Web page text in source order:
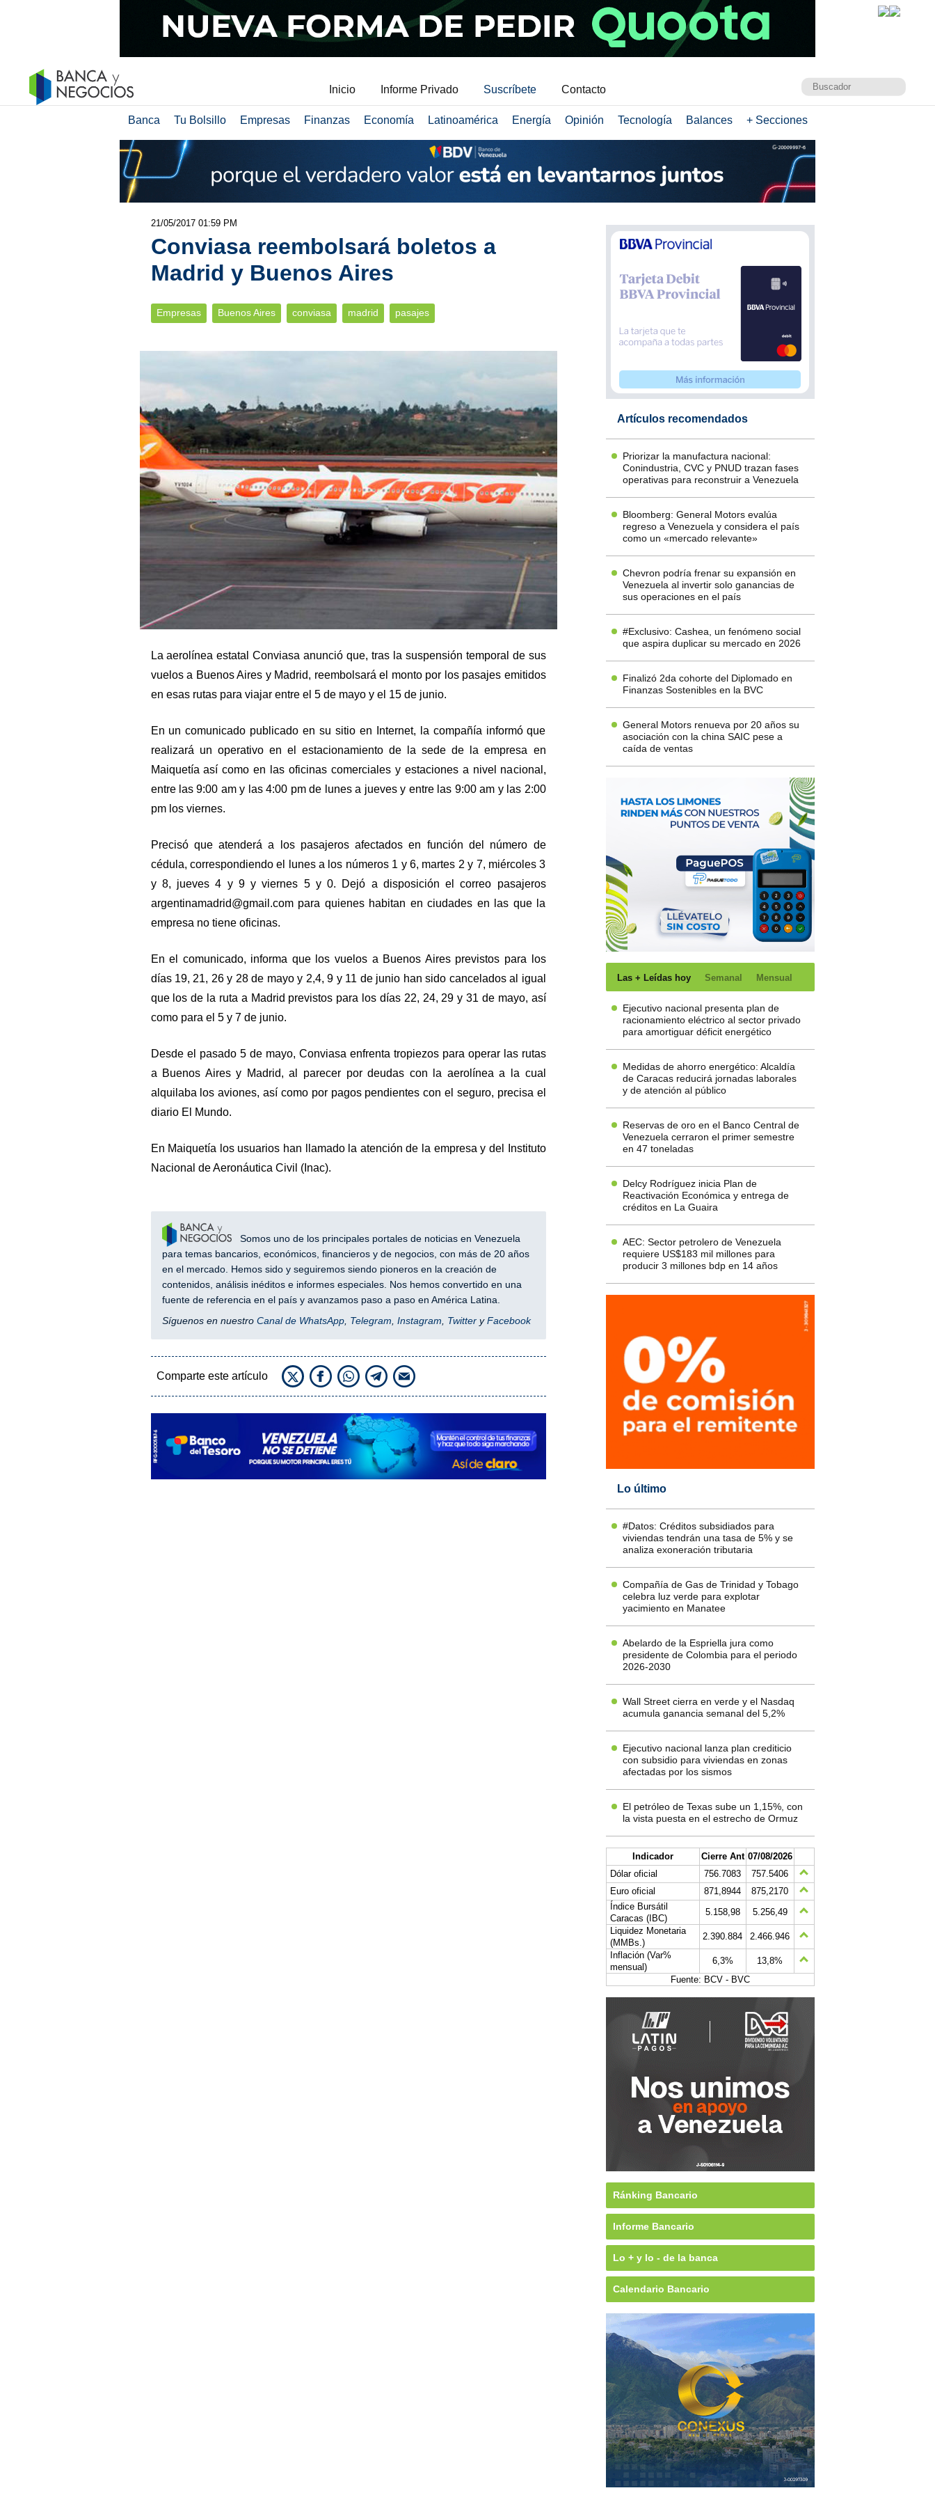
Inicio Informe Privado Suscríbete Contacto
Banca Tu Bolsillo Empresas Finanzas Economía Latinoamérica Energía Opinión Tecnología Balances + Secciones
21/05/2017 01:59 PM
Conviasa reembolsará boletos a
Madrid y Buenos Aires
Empresas Buenos Aires conviasa madrid pasajes
La aerolínea estatal Conviasa anunció que, tras la suspensión temporal de sus
vuelos a Buenos Aires y Madrid, reembolsará el monto por los pasajes emitidos
en esas rutas para viajar entre el 5 de mayo y el 15 de junio.
En un comunicado publicado en su sitio en Internet, la compañía informó que
realizará un operativo en el estacionamiento de la sede de la empresa en
Maiquetía así como en las oficinas comerciales y estaciones a nivel nacional,
entre las 9:00 am y las 4:00 pm de lunes a jueves y entre las 9:00 am y las 2:00
pm los viernes.
Precisó que atenderá a los pasajeros afectados en función del número de
cédula, correspondiendo el lunes a los números 1 y 6, martes 2 y 7, miércoles 3
y 8, jueves 4 y 9 y viernes 5 y 0. Dejó a disposición el correo pasajeros
argentinamadrid@gmail.com para quienes habitan en ciudades en las que la
empresa no tiene oficinas.
En el comunicado, informa que los vuelos a Buenos Aires previstos para los
días 19, 21, 26 y 28 de mayo y 2,4, 9 y 11 de junio han sido cancelados al igual
que los de la ruta a Madrid previstos para los días 22, 24, 29 y 31 de mayo, así
como para el 5 y 7 de junio.
Desde el pasado 5 de mayo, Conviasa enfrenta tropiezos para operar las rutas
a Buenos Aires y Madrid, al parecer por deudas con la aerolínea a la cual
alquilaba los aviones, así como por pagos pendientes con el seguro, precisa el
diario El Mundo.
En Maiquetía los usuarios han llamado la atención de la empresa y del Instituto
Nacional de Aeronáutica Civil (Inac).
Somos uno de los principales portales de noticias en Venezuela
para temas bancarios, económicos, financieros y de negocios, con más de 20 años
en el mercado. Hemos sido y seguiremos siendo pioneros en la creación de
contenidos, análisis inéditos e informes especiales. Nos hemos convertido en una
fuente de referencia en el país y avanzamos paso a paso en América Latina.
Síguenos en nuestro Canal de WhatsApp, Telegram, Instagram, TwitteryFacebook
Comparte este artículo
Artículos recomendados
Priorizar la manufactura nacional:
Conindustria, CVC y PNUD trazan fases
operativas para reconstruir a Venezuela
Bloomberg: General Motors evalúa
regreso a Venezuela y considera el país
como un «mercado relevante»
Chevron podría frenar su expansión en
Venezuela al invertir solo ganancias de
sus operaciones en el país
#Exclusivo: Cashea, un fenómeno social
que aspira duplicar su mercado en 2026
Finalizó 2da cohorte del Diplomado en
Finanzas Sostenibles en la BVC
General Motors renueva por 20 años su
asociación con la china SAIC pese a
caída de ventas
Las + Leídas hoy Semanal Mensual
Ejecutivo nacional presenta plan de
racionamiento eléctrico al sector privado
para amortiguar déficit energético
Medidas de ahorro energético: Alcaldía
de Caracas reducirá jornadas laborales
y de atención al público
Reservas de oro en el Banco Central de
Venezuela cerraron el primer semestre
en 47 toneladas
Delcy Rodríguez inicia Plan de
Reactivación Económica y entrega de
créditos en La Guaira
AEC: Sector petrolero de Venezuela
requiere US$183 mil millones para
producir 3 millones bdp en 14 años
Lo último
#Datos: Créditos subsidiados para
viviendas tendrán una tasa de 5% y se
analiza exoneración tributaria
Compañía de Gas de Trinidad y Tobago
celebra luz verde para explotar
yacimiento en Manatee
Abelardo de la Espriella jura como
presidente de Colombia para el periodo
2026-2030
Wall Street cierra en verde y el Nasdaq
acumula ganancia semanal del 5,2%
Ejecutivo nacional lanza plan crediticio
con subsidio para viviendas en zonas
afectadas por los sismos
El petróleo de Texas sube un 1,15%, con
la vista puesta en el estrecho de Ormuz
Indicador Cierre Ant 07/08/2026
Dólar oficial
756.7083
757.5406
Euro oficial
871,8944
875,2170
Índice Bursátil
Caracas (IBC)
5.158,98
5.256,49
Liquidez Monetaria
(MMBs.)
2.390.884
2.466.946
Inflación (Var%
mensual)
6,3%
13,8%
Fuente: BCV - BVC
Ránking Bancario
Informe Bancario
Lo + y lo - de la banca
Calendario Bancario